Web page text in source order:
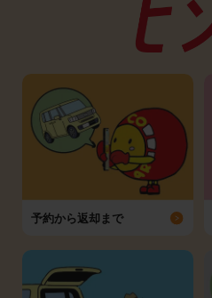
予約から返却まで